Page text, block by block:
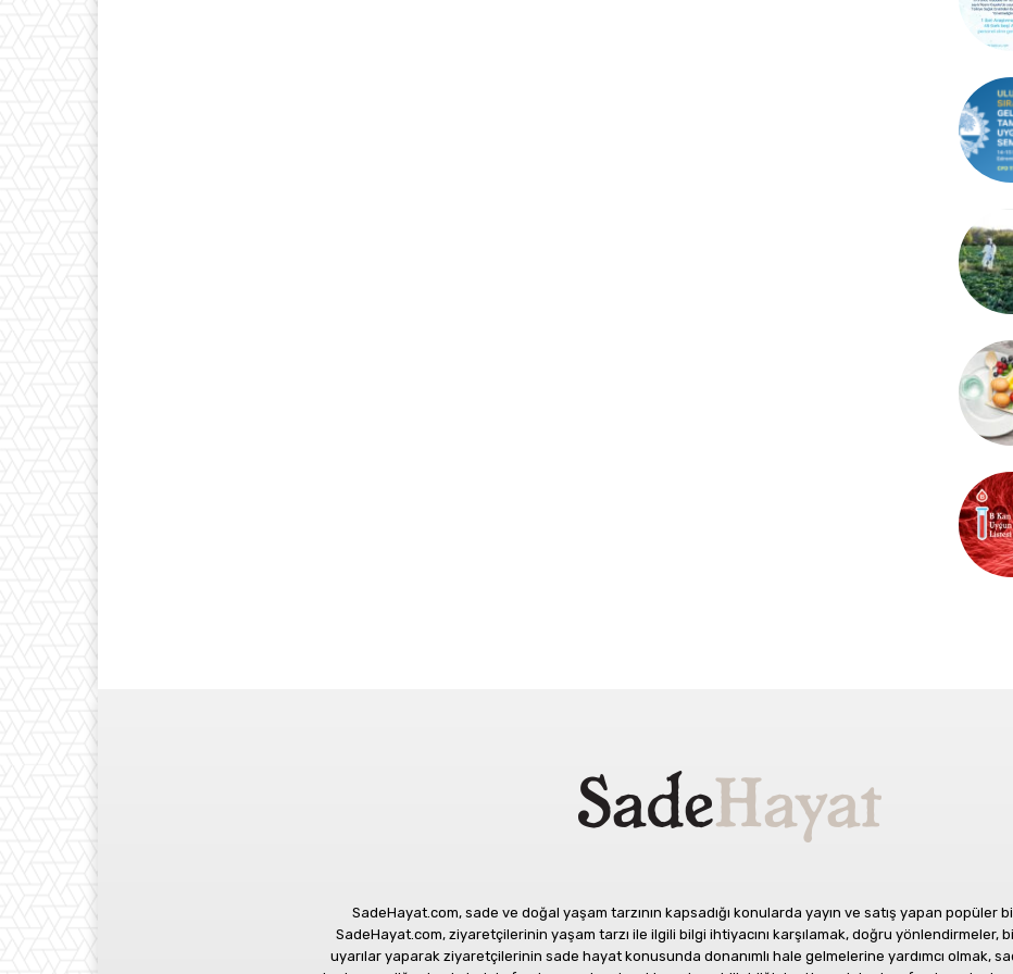
SadeHayat.com, sade ve doğal yaşam tarzının kapsadığı konularda yayın ve satış yapan popüler
SadeHayat.com, ziyaretçilerinin yaşam tarzı ile ilgili bilgi ihtiyacını karşılamak, doğru yönlendirmeler,
uyarılar yaparak ziyaretçilerinin sade hayat konusunda donanımlı hale gelmelerine yardımcı olmak,